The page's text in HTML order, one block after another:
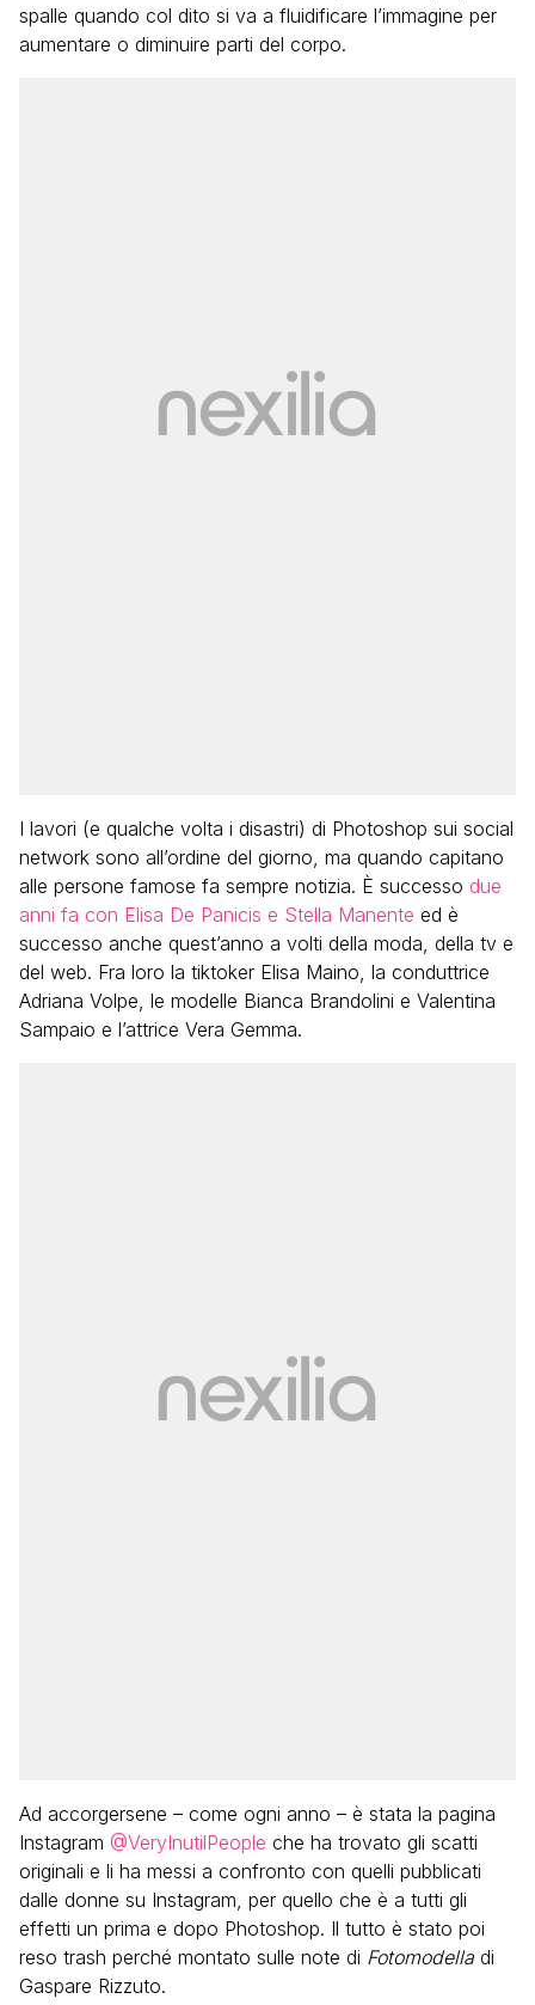
spalle quando col dito si va a fluidificare l’immagine per
aumentare o diminuire parti del corpo.
I lavori (e qualche volta i disastri) di Photoshop sui social
network sono all’ordine del giorno, ma quando capitano
alle persone famose fa sempre notizia. È successo due
anni fa con Elisa De Panicis e Stella Manente ed è
successo anche quest’anno a volti della moda, della tv e
del web. Fra loro la tiktoker Elisa Maino, la conduttrice
Adriana Volpe, le modelle Bianca Brandolini e Valentina
Sampaio e l’attrice Vera Gemma.
Ad accorgersene – come ogni anno – è stata la pagina
Instagram @VeryInutilPeople che ha trovato gli scatti
originali e li ha messi a confronto con quelli pubblicati
dalle donne su Instagram, per quello che è a tutti gli
effetti un prima e dopo Photoshop. Il tutto è stato poi
reso trash perché montato sulle note di Fotomodella di
Gaspare Rizzuto.